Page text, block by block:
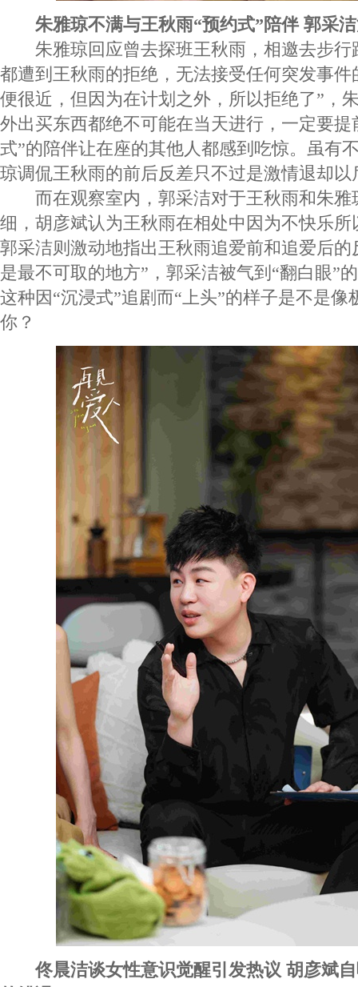
朱雅琼不满与王秋雨“预约式”陪伴 郭采
朱雅琼回应曾去探班王秋雨，相邀去步行
都遭到王秋雨的拒绝，无法接受任何突发事件
便很近，但因为在计划之外，所以拒绝了”，
外出买东西都绝不可能在当天进行，一定要提
式”的陪伴让在座的其他人都感到吃惊。虽有
琼调侃王秋雨的前后反差只不过是激情退却
而在观察室内，郭采洁对于王秋雨和朱雅
细，胡彦斌认为王秋雨在相处中因为不快乐
郭采洁则激动地指出王秋雨追爱前和追爱后的
是最不可取的地方”，郭采洁被气到“翻白眼”
这种因“沉浸式”追剧而“上头”的样子是不是像
你？
佟晨洁谈女性意识觉醒引发热议 胡彦斌